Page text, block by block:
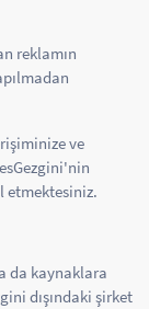
reklamın
ve
etmektesiniz.
da kaynaklara
dışındaki şirket